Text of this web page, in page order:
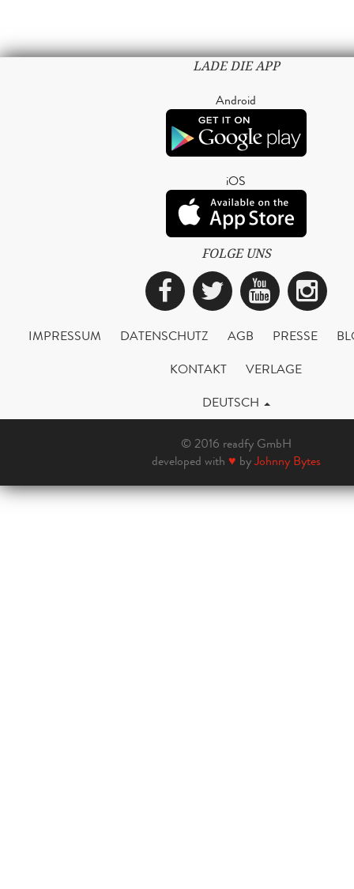
LADE DIE APP
Android
iOS
FOLGE UNS
Facebook
Twitter
IMPRESSUM DATENSCHUTZ AGB PRESSE
KONTAKT
VERLAGE
DEUTSCH
© 2016 readfy GmbH
developed with ♥ byJohnny Bytes